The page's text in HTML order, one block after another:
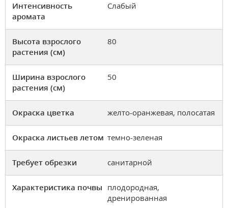
Интенсивность
аромата
Слабый
Высота взрослого
растения (см)
80
Ширина взрослого
растения (см)
50
Окраска цветка желто-оранжевая, полосатая
Окраска листьев летом темно-зеленая
Требует обрезки санитарной
Характеристика почвы плодородная,
дренированная